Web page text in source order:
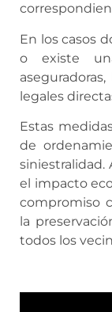
En los casos
o existe
legales
Estas
de
siniestralidad.
el impacto
compromiso
la
todos los